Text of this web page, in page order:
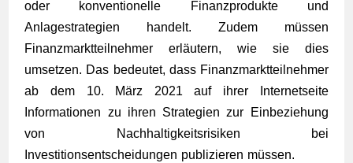
oder konventionelle Finanzprodukte und
Anlagestrategien handelt. Zudem müssen
Finanzmarktteilnehmer erläutern, wie sie dies
umsetzen. Das bedeutet, dass Finanzmarktteilnehmer
ab dem 10. März 2021 auf ihrer Internetseite
Informationen zu ihren Strategien zur Einbeziehung
von Nachhaltigkeitsrisiken bei
Investitionsentscheidungen publizieren müssen.